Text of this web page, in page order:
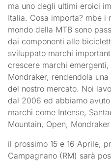
ma uno degli ultimi eroici
Italia. Cosa importa? mbe i
mondo della MTB sono
dai componenti alle
sviluppato marchi
crescere marchi
Mondraker, rendendola
del nostro mercato. Noi
dal 2006 ed abbiamo
marchi come Intense,
Mountain, Open,
il prossimo 15 e 16 Aprile,
Campagnano (RM) sarà